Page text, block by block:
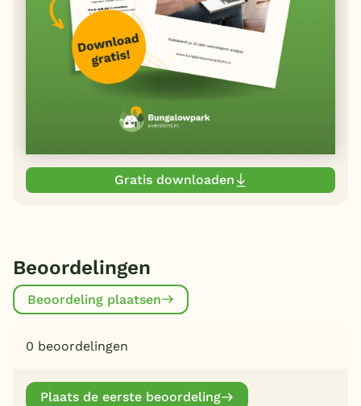
Gratis downloaden
Beoordelingen
Beoordeling plaatsen
0 beoordelingen
Plaats de eerste beoordeling